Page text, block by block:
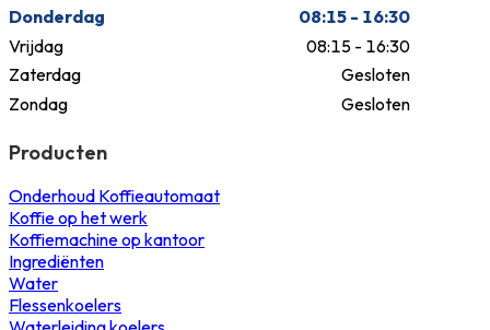
Donderdag
08:15 - 16:30
Vrijdag
08:15 - 16:30
Zaterdag
Gesloten
Zondag
Gesloten
Producten
Onderhoud Koffieautomaat
Koffie op het werk
Koffiemachine op kantoor
Ingrediënten
Water
Flessenkoelers